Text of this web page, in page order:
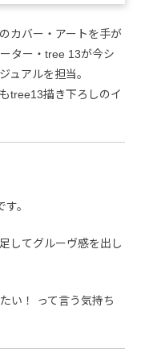
カバー・アートを手が
ター・tree 13が今シ
ュアルを担当。
tree13描き下ろしのイ
。
してグルーヴ感を出し
い！ って言う気持ち